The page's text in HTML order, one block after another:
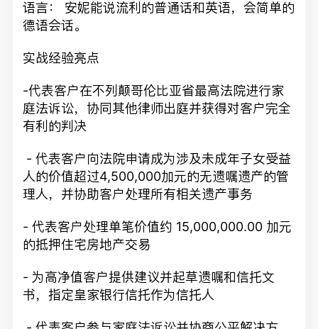
语言： 安妮能说流利的普通话和英语，会简单的
德语会话。
实战经验亮点
-代表客户在不列颠哥伦比亚省最高法院进行家
庭法诉讼，协同其他律师出庭并获得对客户完全
有利的判决
- 代表客户向法院申请成为涉及未成年子女受益
人的价值超过4,500,000加元的无遗嘱遗产的管
理人，并协助客户处理所有相关遗产事务
- 代表客户处理单笔价值约 15,000,000.00 加元
的抵押住宅房地产交易
- 为高净值客户提供建议并起草遗嘱和信托文
书，指定皇家银行信托作为信托人